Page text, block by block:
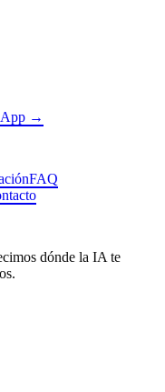
→
FAQ
dónde la IA te